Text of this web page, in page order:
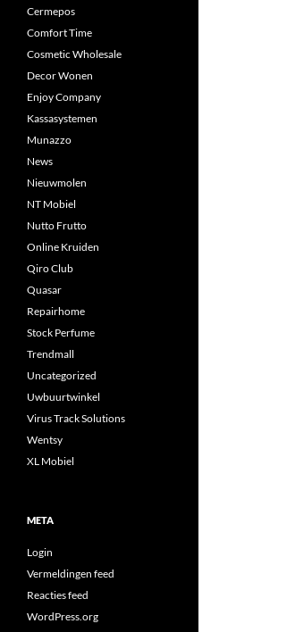
Cermepos
Comfort Time
Cosmetic Wholesale
Decor Wonen
Enjoy Company
Kassasystemen
Munazzo
News
Nieuwmolen
NT Mobiel
Nutto Frutto
Online Kruiden
Qiro Club
Quasar
Repairhome
Stock Perfume
Trendmall
Uncategorized
Uwbuurtwinkel
Virus Track Solutions
Wentsy
XL Mobiel
META
Login
Vermeldingen feed
Reacties feed
WordPress.org